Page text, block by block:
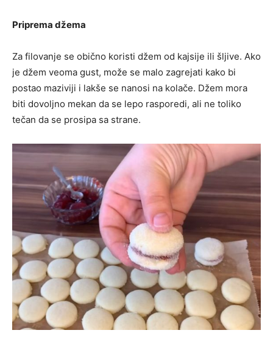
Priprema džema
Za filovanje se obično koristi džem od kajsije ili šljive. Ako
je džem veoma gust, može se malo zagrejati kako bi
postao maziviji i lakše se nanosi na kolače. Džem mora
biti dovoljno mekan da se lepo rasporedi, ali ne toliko
tečan da se prosipa sa strane.